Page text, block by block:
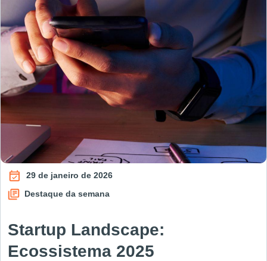
29 de janeiro de 2026
Destaque da semana
Startup Landscape:
Ecossistema 2025